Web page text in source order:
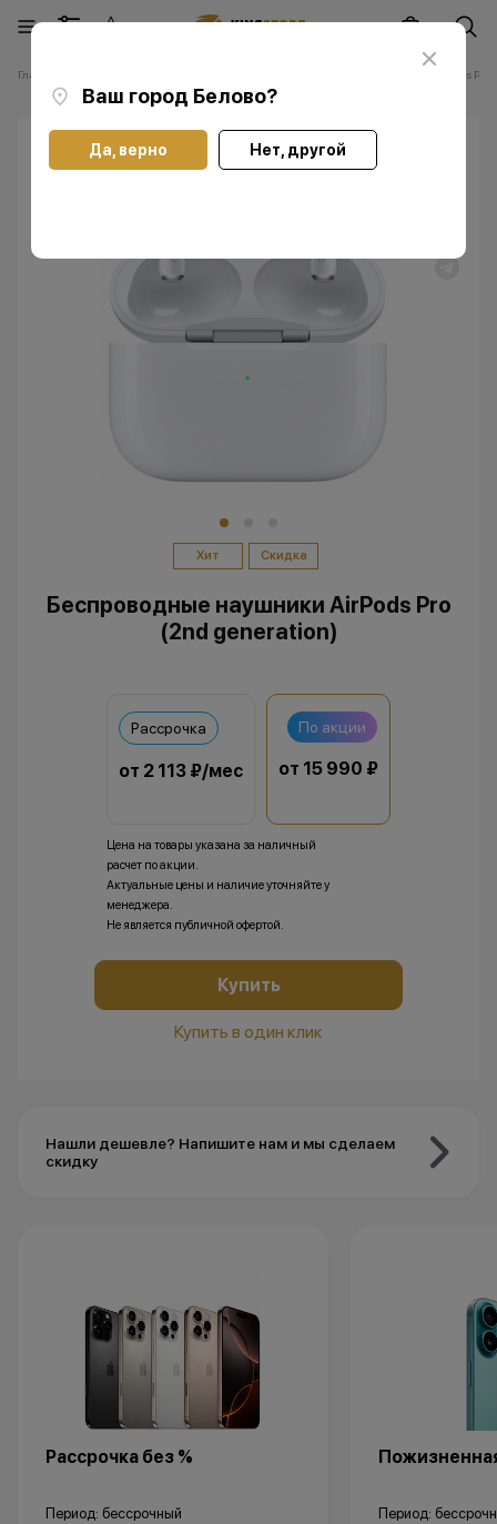
Ваш город Белово?
Да, верно Нет, другой
Главная Наушники Apple AirPods Pro
Хит Скидка
Беспроводные наушники AirPods Pro
(2nd generation)
Рассрочка
от 2 113 ₽/мес
По акции
от 15 990 ₽
Цена на товары указана за наличный
расчет по акции.
Актуальные цены и наличие уточняйте у
менеджера.
Не является публичной офертой.
Купить
Купить в один клик
Нашли дешевле? Напишите нам и мы сделаем
скидку
Рассрочка без %
Период: бессрочный Период: